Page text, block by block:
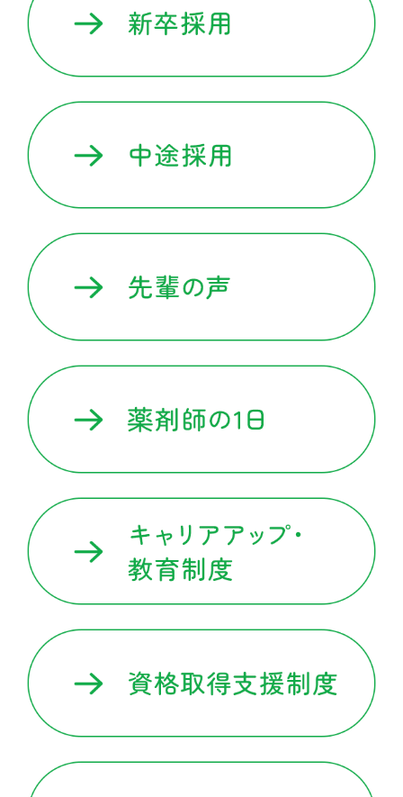
地域に根差した取り組み
患者さまへ
在宅訪問
医療材料・衛生材料
採用情報
新卒採用情報
中途採用情報
キャリアアップ教育制度
資格取得支援制度
福利厚生
学会発表・外部講演活動
お知らせ